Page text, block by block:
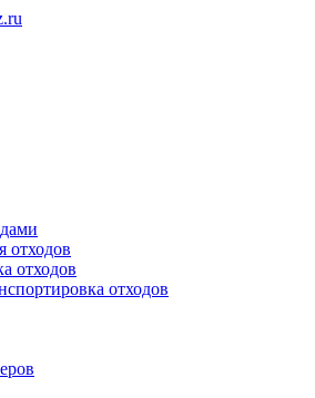
отходов
отходов
отходов